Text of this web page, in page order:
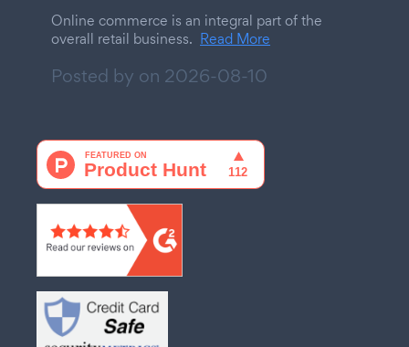
Online commerce is an integral part of the
overall retail business. Read More
Posted by on 2026-08-10